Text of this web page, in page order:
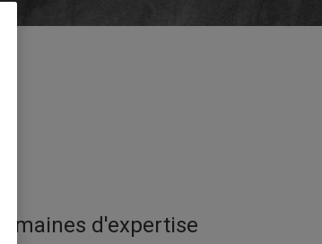
Domaines d'expertise